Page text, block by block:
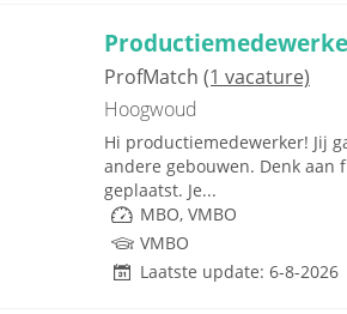
ProfMatch (1 vacature)
Hoogwoud
Hi productiemedewerker! Jij
andere gebouwen. Denk
geplaatst. Je...
MBO, VMBO
VMBO
Laatste update: 6-8-2026